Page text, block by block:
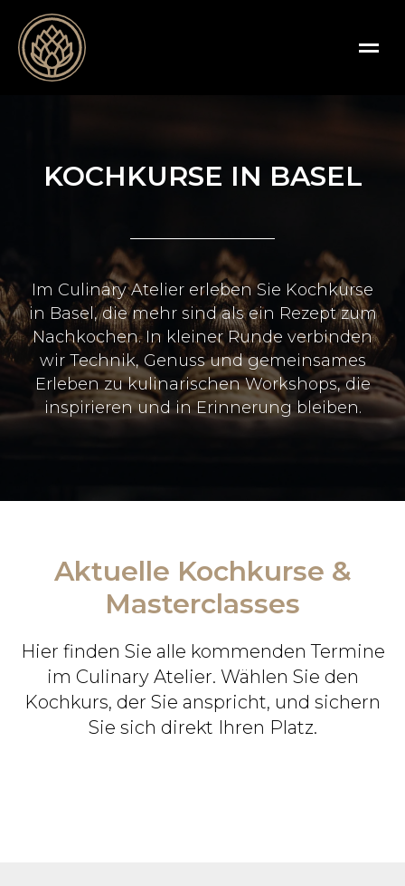
KOCHKURSE IN BASEL
Im Culinary Atelier erleben Sie Kochkurse
in Basel, die mehr sind als ein Rezept zum
Nachkochen. In kleiner Runde verbinden
wir Technik, Genuss und gemeinsames
Erleben zu kulinarischen Workshops, die
inspirieren und in Erinnerung bleiben.
Aktuelle Kochkurse &
Masterclasses
Hier finden Sie alle kommenden Termine
im Culinary Atelier. Wählen Sie den
Kochkurs, der Sie anspricht, und sichern
Sie sich direkt Ihren Platz.